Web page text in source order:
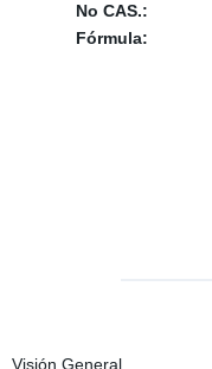
No CAS.:
Fórmula:
Visión General